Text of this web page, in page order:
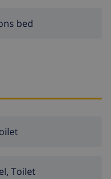
en air
bed
Toilet